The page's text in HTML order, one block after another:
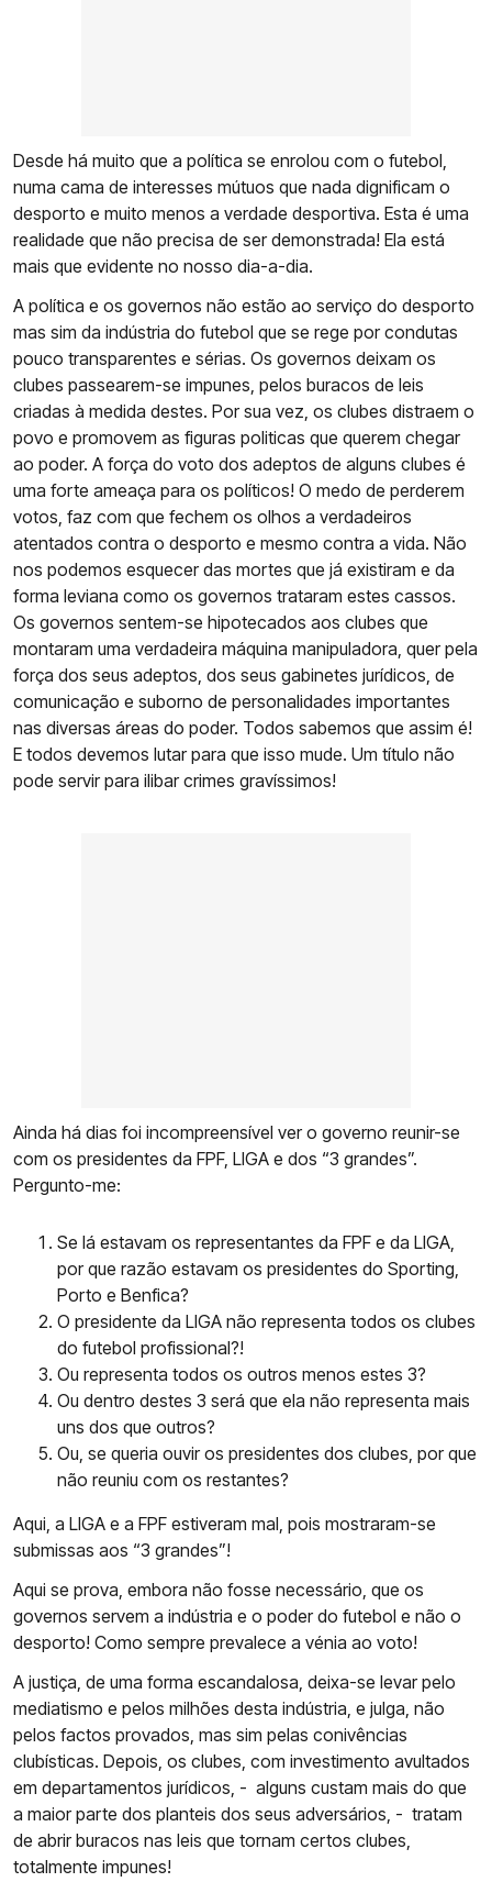
Desde há muito que a política se enrolou com o futebol,
numa cama de interesses mútuos que nada dignificam o
desporto e muito menos a verdade desportiva. Esta é uma
realidade que não precisa de ser demonstrada! Ela está
mais que evidente no nosso dia-a-dia.
A política e os governos não estão ao serviço do desporto
mas sim da indústria do futebol que se rege por condutas
pouco transparentes e sérias. Os governos deixam os
clubes passearem-se impunes, pelos buracos de leis
criadas à medida destes. Por sua vez, os clubes distraem o
povo e promovem as figuras politicas que querem chegar
ao poder. A força do voto dos adeptos de alguns clubes é
uma forte ameaça para os políticos! O medo de perderem
votos, faz com que fechem os olhos a verdadeiros
atentados contra o desporto e mesmo contra a vida. Não
nos podemos esquecer das mortes que já existiram e da
forma leviana como os governos trataram estes cassos.
Os governos sentem-se hipotecados aos clubes que
montaram uma verdadeira máquina manipuladora, quer pela
força dos seus adeptos, dos seus gabinetes jurídicos, de
comunicação e suborno de personalidades importantes
nas diversas áreas do poder. Todos sabemos que assim é!
E todos devemos lutar para que isso mude. Um título não
pode servir para ilibar crimes gravíssimos!
Ainda há dias foi incompreensível ver o governo reunir-se
com os presidentes da FPF, LIGA e dos “3 grandes”.
Pergunto-me:
Se lá estavam os representantes da FPF e da LIGA,
por que razão estavam os presidentes do Sporting,
Porto e Benfica?
O presidente da LIGA não representa todos os clubes
do futebol profissional?!
Ou representa todos os outros menos estes 3?
Ou dentro destes 3 será que ela não representa mais
uns dos que outros?
Ou, se queria ouvir os presidentes dos clubes, por que
não reuniu com os restantes?
Aqui, a LIGA e a FPF estiveram mal, pois mostraram-se
submissas aos “3 grandes”!
Aqui se prova, embora não fosse necessário, que os
governos servem a indústria e o poder do futebol e não o
desporto! Como sempre prevalece a vénia ao voto!
A justiça, de uma forma escandalosa, deixa-se levar pelo
mediatismo e pelos milhões desta indústria, e julga, não
pelos factos provados, mas sim pelas conivências
clubísticas. Depois, os clubes, com investimento avultados
em departamentos jurídicos, - alguns custam mais do que
a maior parte dos planteis dos seus adversários, - tratam
de abrir buracos nas leis que tornam certos clubes,
totalmente impunes!